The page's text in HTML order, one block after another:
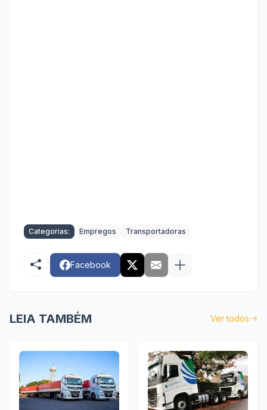
Categorias: Empregos Transportadoras
Facebook
LEIA TAMBÉM Ver todos